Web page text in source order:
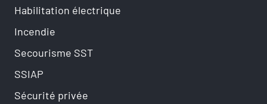
Habilitation électrique
Incendie
Secourisme SST
SSIAP
Sécurité privée